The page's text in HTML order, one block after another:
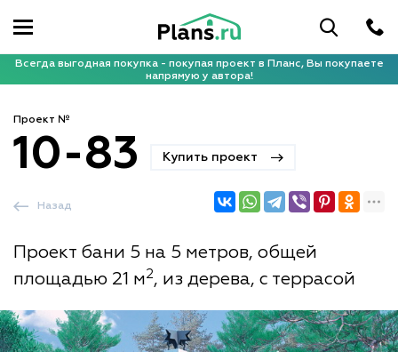
Всегда выгодная покупка - покупая проект в Планс, Вы покупаете
напрямую у автора!
Проект №
10-83 Купить проект
Проект бани 5 на 5 метров, общей
площадью 21 м2, из дерева, с террасой
Назад